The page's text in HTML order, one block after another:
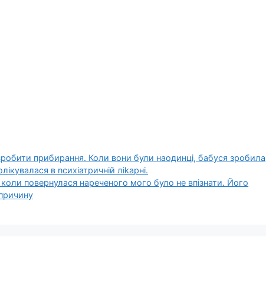
прибирання. Коли вони були наодинці, бабуся зробила
в nсихіатричній ліkарні.
повернулася нареченого мого було не впізнати. Його